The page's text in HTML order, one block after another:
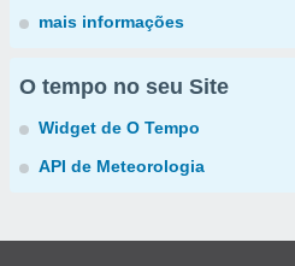
mais informações
O tempo no seu Site
Widget de O Tempo
API de Meteorologia